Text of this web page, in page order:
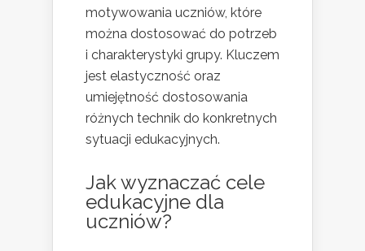
motywowania uczniów, które
można dostosować do potrzeb
i charakterystyki grupy. Kluczem
jest elastyczność oraz
umiejętność dostosowania
różnych technik do konkretnych
sytuacji edukacyjnych.
Jak wyznaczać cele
edukacyjne dla
uczniów?